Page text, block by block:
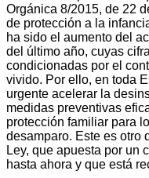
Orgánica 8/2015, de 22
de protección a la
ha sido el aumento del
del último año, cuyas
condicionadas por el
vivido. Por ello, en toda
urgente acelerar la
medidas preventivas
protección familiar para
desamparo. Este es otro
Ley, que apuesta por un
hasta ahora y que está